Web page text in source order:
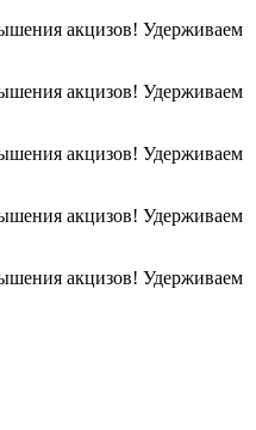
акцизов! Удерживаем
акцизов! Удерживаем
акцизов! Удерживаем
акцизов! Удерживаем
акцизов! Удерживаем